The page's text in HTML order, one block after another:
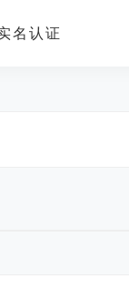
名认证